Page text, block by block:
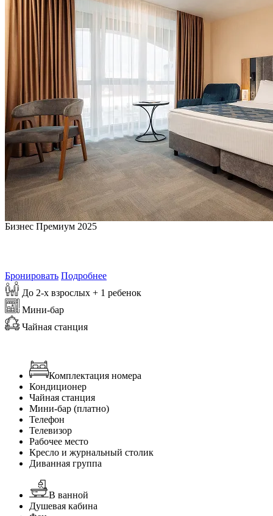
Бизнес Премиум 2025
Бронировать Подробнее
До 2-х взрослых + 1 ребенок
Мини-бар
Чайная станция
Комплектация номера
Кондиционер
Чайная станция
Мини-бар (платно)
Телефон
Телевизор
Рабочее место
Кресло и журнальный столик
Диванная группа
В ванной
Душевая кабина